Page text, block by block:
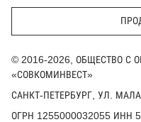
© 2016-2026, ОБЩЕСТВО С
«СОВКОМИНВЕСТ»
САНКТ-ПЕТЕРБУРГ, УЛ.
ОГРН 1255000032055 ИНН